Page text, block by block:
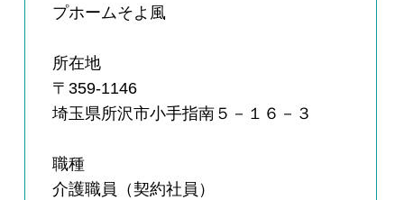
プホームそよ風
所在地
〒359-1146
埼玉県所沢市小手指南５－１６－３
職種
介護職員（契約社員）